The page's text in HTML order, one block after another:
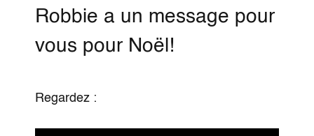
Robbie a un message pour
vous pour Noël!
Regardez :